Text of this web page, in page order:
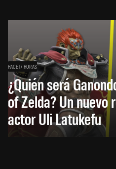
HACE 17 HORAS
¿Quién será
of Zelda? Un nuevo
actor Uli Latukefu